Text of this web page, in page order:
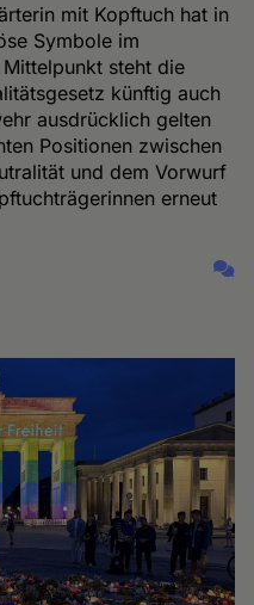
mit Kopftuch hat in
Symbole im
steht die
künftig auch
ausdrücklich gelten
Positionen zwischen
und dem Vorwurf
erneut